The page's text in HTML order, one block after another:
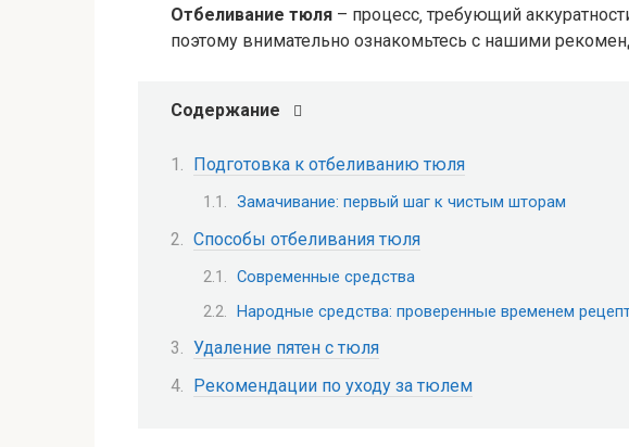
Отбеливание тюля – процесс‚ требующий
поэтому внимательно ознакомьтесь с нашими
Содержание
Подготовка к отбеливанию тюля
Замачивание: первый шаг к чистым шторам
Способы отбеливания тюля
Современные средства
Народные средства: проверенные временем
Удаление пятен с тюля
Рекомендации по уходу за тюлем